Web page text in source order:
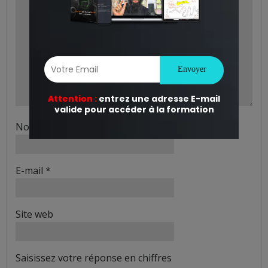
Nom
E-mail *
Site web
Saisissez votre réponse en chiffres